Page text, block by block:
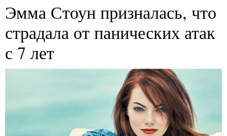
Эмма Стоун призналась, что
страдала от панических атак
с 7 лет